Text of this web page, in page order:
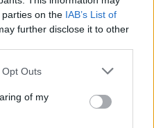
on the IAB’s List of
further disclose it to other
Outs
of my
newsletter